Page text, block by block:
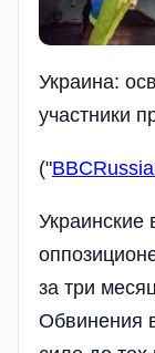
Украина:
участники
("
Украинские
за три
Обвинения